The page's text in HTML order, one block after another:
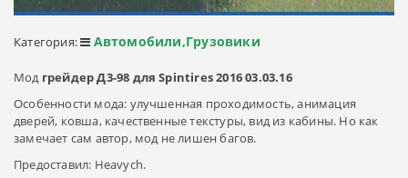
Категория: Автомобили,Грузовики
Мод грейдер Д3-98 для Spintires 2016 03.03.16
Особенности мода: улучшенная проходимость, анимация
дверей, ковша, качественные текстуры, вид из кабины. Но как
замечает сам автор, мод не лишен багов.
Предоставил: Heavych.